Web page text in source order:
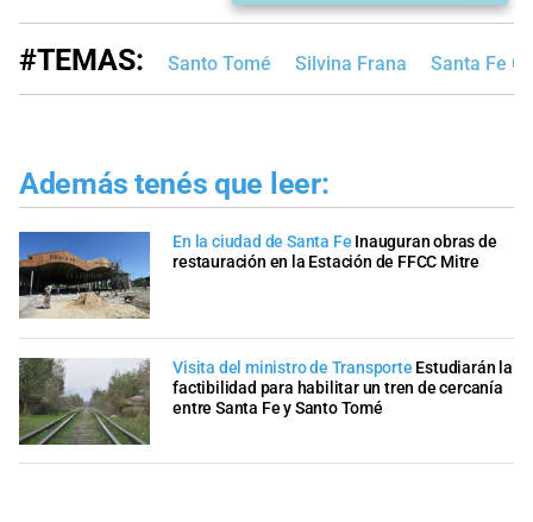
#TEMAS: Santo Tomé Silvina Frana Santa Fe
Además tenés que leer:
En la ciudad de Santa Fe Inauguran obras de
restauración en la Estación de FFCC Mitre
Visita del ministro de Transporte Estudiarán la
factibilidad para habilitar un tren de cercanía
entre Santa Fe y Santo Tomé